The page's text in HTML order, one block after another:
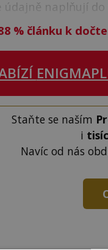
naplňují
%článku k
Staňte se naším
i
Navíc od nás